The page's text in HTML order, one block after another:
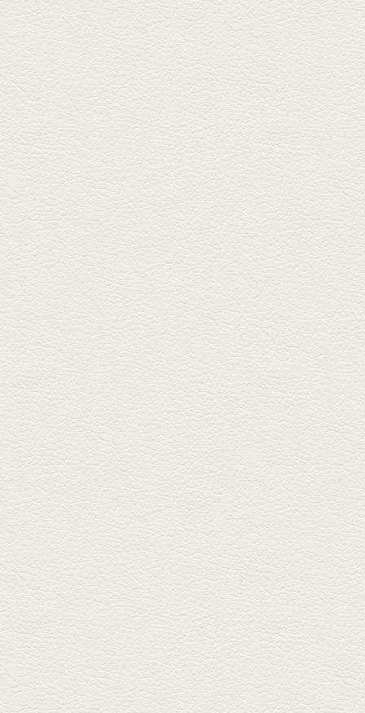
酢だこ＆焼ぎょうざ
健軍で人吉の有名店のぎょうざ
を！『松龍軒健軍店』で、味わ
いの刻...
2025年12月19日放送
おばんざい三種盛＆麻婆
豆腐
東区月出『中華酒場アガレヤ』
は、スパイスが効いた一味違う
中華が...
2025年11月28日放送
ごま鯛＆牛すじ大根
名店揃いの並木坂ドルハウスビ
ルに今年生まれた新たな名店、
『家庭...
2025年11月7日放送
贅沢馬刺し盛合せ＆極上
馬肉しゃぶしゃぶ
籠町通り『熊本郷土料理 酒ト肴
もなか』で熊本県産の馬肉料理
を！...
2025年10月17日放送
ヒレ焼き＆牛ひれ肉汁カ
レー
武蔵小路で人気の『ヒレ肉じゅ
んちゃん』へ。『銀ハイ』で乾
杯！ブ...
2025年9月26日放送
フォンダンエッグ＆二郎
系にんにくパスタ
北区麻生田の人気店『多酒多菜
満月』へ。『しろ』水割で乾
杯！出...
2025年9月5日放送
あくまのポテサラ＆変わ
り天ぷら盛り合わせ
武蔵小路の「たぬきと銀杏」で
自慢の「変わり天ぷら」を
「KAORU」...